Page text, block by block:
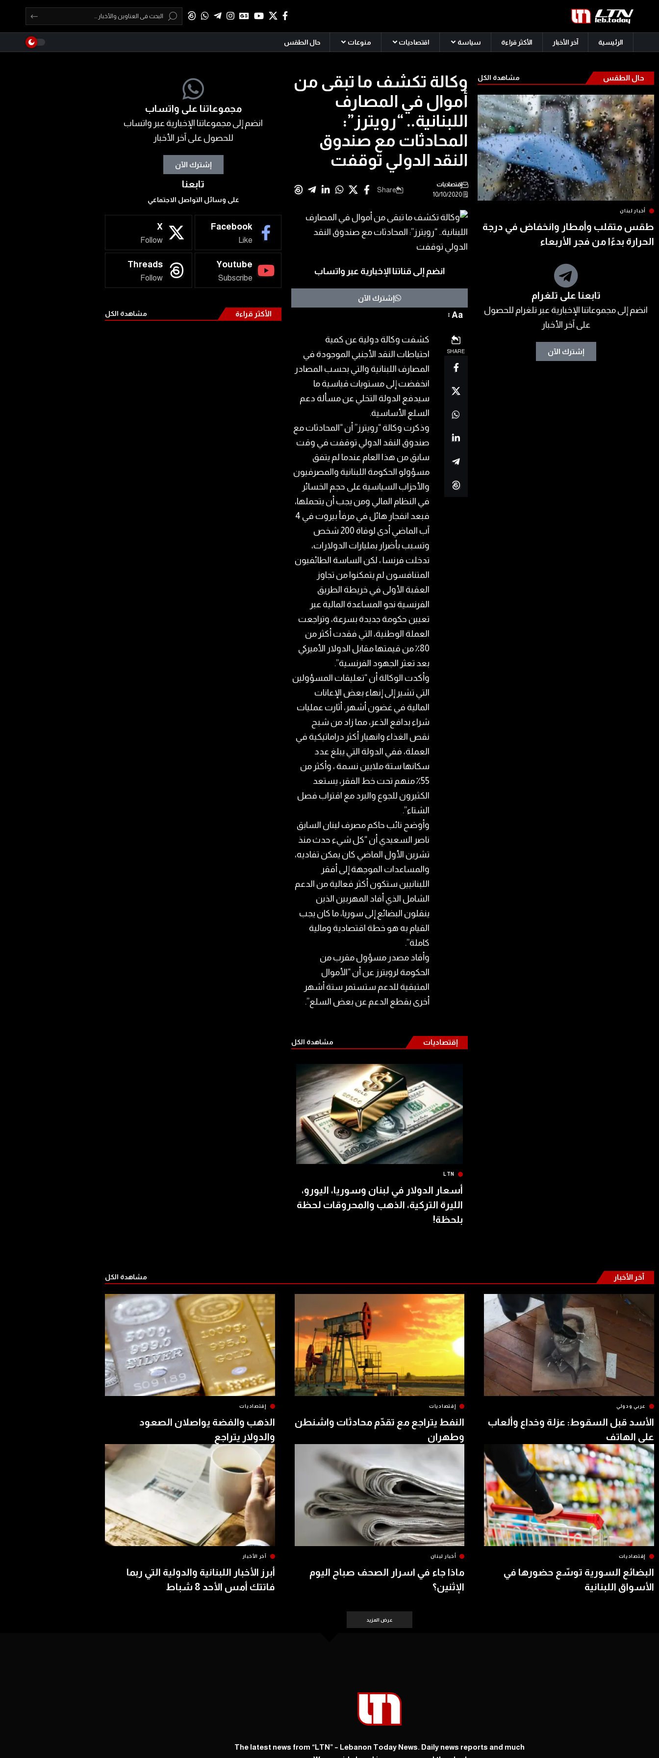
الرئيسية آخر الأخبار الأكثر قراءة سياسة اقتصاديات منوعات حال الطقس
حال الطقس مشاهدة الكل
أخبار لبنان
طقس متقلب وأمطار وانخفاض في درجة
الحرارة بدءًا من فجر الأربعاء
تابعنا على تلغرام
انضم إلى مجموعاتنا الإخبارية عبر تلغرام للحصول
على آخر الأخبار
إشترك الآن
وكالة تكشف ما تبقى من
أموال في المصارف
اللبنانية.. “رويترز”:
المحادثات مع ​صندوق
النقد الدولي​ توقفت
🗒️ 10/10/2020
إقتصاديات
Share
انضم إلى قناتنا الإخبارية عبر واتساب
إشترك الآن
Aa
SHARE
كشفت وكالة دولية عن كمية
احتياطات النقد الأجنبي الموجودة في
المصارف اللبنانية والتي بحسب المصادر
انخفضت إلى مستويات قياسية ما
سيدفع الدولة التخلي عن مسألة دعم
السلع الأساسية.
وذكرت وكالة “رويترز” أن “المحادثات مع ​
صندوق النقد الدولي​ توقفت في وقت
سابق من هذا العام عندما لم يتفق
مسؤولو ​الحكومة اللبنانية​ والمصرفيون
والأحزاب السياسية على حجم الخسائر
في النظام المالي ومن يجب أن يتحملها،
فبعد ​انفجار​ هائل في مرفأ بيروت في 4
آب الماضي أدى لوفاة 200 شخص
وتسبب بأضرار بمليارات ​الدولار​ات،
تدخلت ​فرنسا​ ، لكن الساسة الطائفيون
المتنافسون لم يتمكنوا من تجاوز ​
العقبة​ الأولى في خريطة الطريق
الفرنسية نحو المساعدة المالية عبر
تعيين حكومة جديدة بسرعة، وتراجعت
العملة الوطنية، التي فقدت أكثر من
80٪ من قيمتها مقابل الدولار الأميركي
بعد تعثر الجهود الفرنسية”.
وأكدت الوكالة أن “تعليقات المسؤولين
التي تشير إلى إنهاء بعض الإعانات
المالية في غضون أشهر، أثارت عمليات
شراء بدافع الذعر، مما زاد من شبح
نقص الغذاء وانهيار أكثر دراماتيكية في
العملة، ففي الدولة التي يبلغ عدد
سكانها ستة ملايين نسمة ، وأكثر من
55٪ منهم تحت خط ​الفقر​، يستعد
الكثيرون للجوع والبرد مع اقتراب فصل
الشتاء”.
وأوضح نائب حاكم مصرف لبنان السابق
ناصر السعيدي أن “كل شيء حدث منذ
تشرين الأول الماضي كان يمكن تفاديه،
والمساعدات الموجهة إلى أفقر
اللبنانيين ستكون أكثر فعالية من الدعم
الشامل الذي أفاد المهربين الذين
ينقلون البضائع إلى ​سوريا​، ما كان يجب
القيام به هو خطة اقتصادية ومالية
كاملة”.
وأفاد مصدر مسؤول مقرب من
الحكومة لرويترز عن أن “الأموال
المتبقية للدعم ستستمر ستة أشهر
أخرى بقطع الدعم عن بعض السلع”.
إقتصاديات مشاهدة الكل
LTN
أسعار الدولار في لبنان وسوريا، اليورو،
الليرة التركية، الذهب والمحروقات لحظة
بلحظة!
مجموعاتنا على واتساب
انضم إلى مجموعاتنا الإخبارية عبر واتساب
للحصول على آخر الأخبار
إشترك الآن
تابعنا
على وسائل التواصل الاجتماعي
Facebook
Like
X
Follow
Youtube
Subscribe
Threads
Follow
الأكثر قراءة مشاهدة الكل
آخر الأخبار مشاهدة الكل
عربي ودولي
الأسد قبل السقوط: عزلة وخداع وألعاب
على الهاتف
إقتصاديات
النفط يتراجع مع تقدّم محادثات واشنطن
وطهران
إقتصاديات
الذهب والفضة يواصلان الصعود
والدولار يتراجع
إقتصاديات
البضائع السورية توسّع حضورها في
الأسواق اللبنانية
أخبار لبنان
ماذا جاء في اسرار الصحف صباح اليوم
الإثنين؟
آخر الأخبار
أبرز الأخبار اللبنانية والدولية التي ربما
فاتتك أمس الأحد 8 شباط
عرض المزيد
The latest news from “LTN” – Lebanon Today News. Daily news reports and much